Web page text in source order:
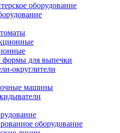
оборудование
для выпечки
округлители
машины
оборудование